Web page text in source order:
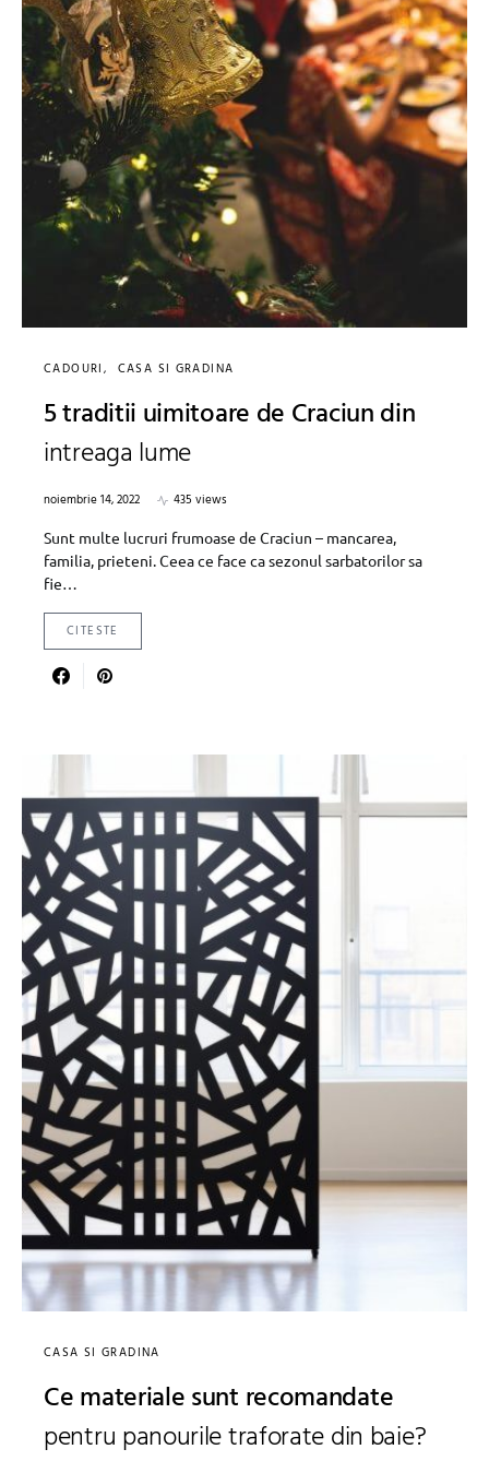
CADOURI CASA SI GRADINA
5 traditii uimitoare de Craciun din
intreaga lume
noiembrie 14, 2022
435 views
Sunt multe lucruri frumoase de Craciun – mancarea,
familia, prieteni. Ceea ce face ca sezonul sarbatorilor sa
fie…
CITESTE
CASA SI GRADINA
Ce materiale sunt recomandate
pentru panourile traforate din baie?